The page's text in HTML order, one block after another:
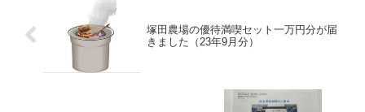
塚田農場の優待満喫セット一万円分が届
きました（23年9月分）